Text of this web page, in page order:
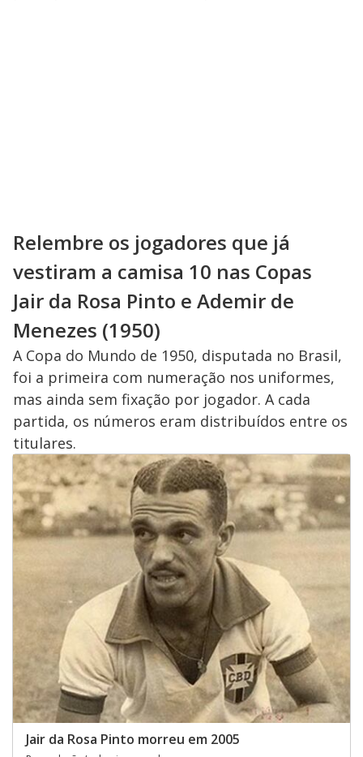
Relembre os jogadores que já
vestiram a camisa 10 nas Copas
Jair da Rosa Pinto e Ademir de
Menezes (1950)
A Copa do Mundo de 1950, disputada no Brasil,
foi a primeira com numeração nos uniformes,
mas ainda sem fixação por jogador. A cada
partida, os números eram distribuídos entre os
titulares.
Jair da Rosa Pinto morreu em 2005